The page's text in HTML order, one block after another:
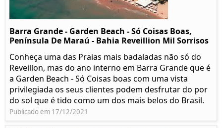
Barra Grande - Garden Beach - Só Coisas Boas,
Península De Maraú - Bahia Reveillion Mil Sorrisos
Conheça uma das Praias mais badaladas não só do
Reveillon, mas do ano interno em Barra Grande que é
a Garden Beach - Só Coisas boas com uma vista
privilegiada os seus clientes podem desfrutar do por
do sol que é tido como um dos mais belos do Brasil.
Publicado em 17/12/2021